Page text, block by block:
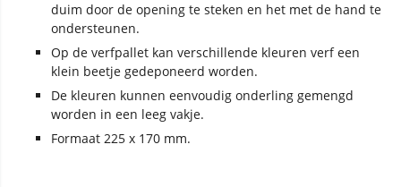
duim door de opening te steken en het met de hand te
ondersteunen.
Op de verfpallet kan verschillende kleuren verf een
klein beetje gedeponeerd worden.
De kleuren kunnen eenvoudig onderling gemengd
worden in een leeg vakje.
Formaat 225 x 170 mm.